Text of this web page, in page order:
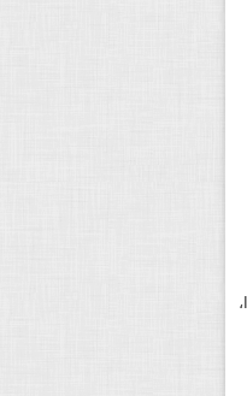
درک نوردهی – همراه با توضیح ISO،